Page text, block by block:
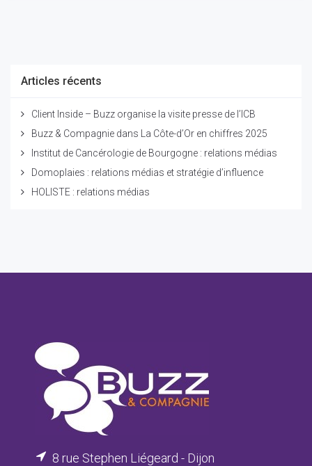
Articles récents
Client Inside – Buzz organise la visite presse de l’ICB
Buzz & Compagnie dans La Côte-d’Or en chiffres 2025
Institut de Cancérologie de Bourgogne : relations médias
Domoplaies : relations médias et stratégie d’influence
HOLISTE : relations médias
8 rue Stephen Liégeard - Dijon